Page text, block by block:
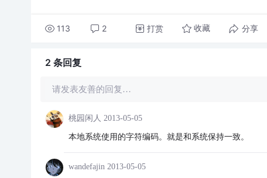
113 2 打赏 收藏 分享
2 条回复
请发表友善的回复…
桃园闲人 2013-05-05
本地系统使用的字符编码。就是和系统保持一致。
wandefajin 2013-05-05